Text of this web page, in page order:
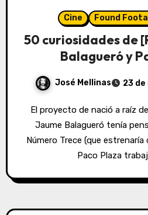
Cine Found
50 curiosidades de
Balagueró y
José Mellinas 23
El proyecto de nació a raíz de hacer algo pequeño.
Jaume Balagueró tenía
Número Trece (que
Paco Plaza